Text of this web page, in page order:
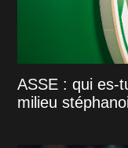
ASSE : qui es-
milieu